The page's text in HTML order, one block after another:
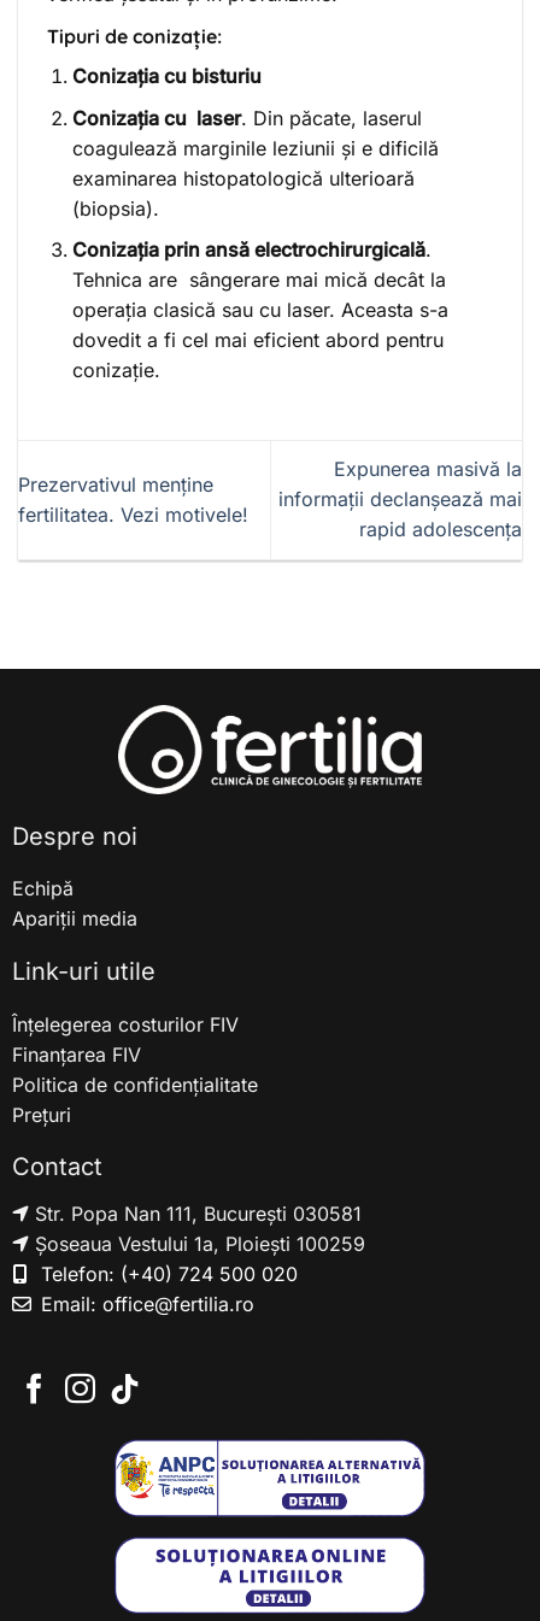
Tipuri de conizație:
Conizația cu bisturiu
Conizația cu laser. Din păcate, laserul
coagulează marginile leziunii și e dificilă
examinarea histopatologică ulterioară
(biopsia).
Conizația prin ansă electrochirurgicală.
Tehnica are sângerare mai mică decât la
operația clasică sau cu laser. Aceasta s-a
dovedit a fi cel mai eficient abord pentru
conizație.
Prezervativul menține
fertilitatea. Vezi motivele!
Expunerea masivă la
informații declanșează mai
rapid adolescența
Despre noi
Echipă
Apariții media
Link-uri utile
Înțelegerea costurilor FIV
Finanțarea FIV
Politica de confidențialitate
Prețuri
Contact
Str. Popa Nan 111, București 030581
Șoseaua Vestului 1a, Ploiești 100259
Telefon: (+40) 724 500 020
Email: office@fertilia.ro